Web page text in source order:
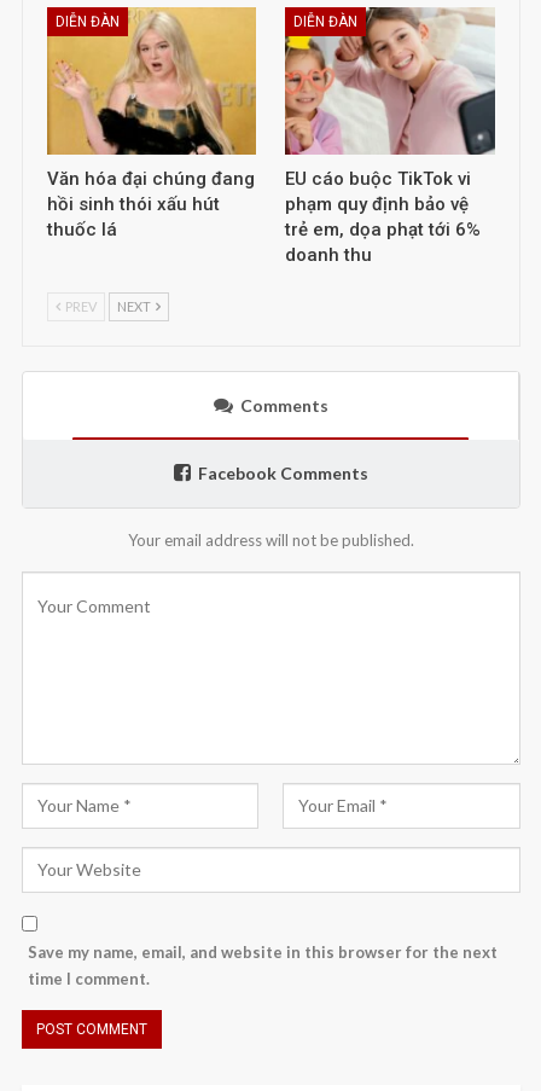
DIỄN ĐÀN
Văn hóa đại chúng đang
hồi sinh thói xấu hút
thuốc lá
DIỄN ĐÀN
EU cáo buộc TikTok vi
phạm quy định bảo vệ
trẻ em, dọa phạt tới 6%
doanh thu
PREV NEXT
Comments
Facebook Comments
Your email address will not be published.
Save my name, email, and website in this browser for the next
time I comment.